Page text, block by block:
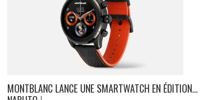
MONTBLANC LANCE UNE SMARTWATCH EN ÉDITION…